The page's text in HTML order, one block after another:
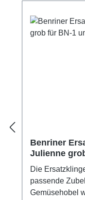
Benriner
Julienne
Die
passende
Gemüsehobel